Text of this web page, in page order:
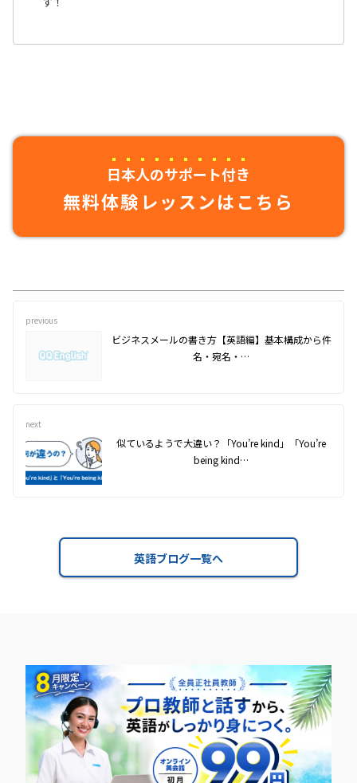
日本人のサポート付き
無料体験レッスンはこちら
previous
ビジネスメールの書き方【英語編】基本構成から件
名・宛名・…
next
似ているようで大違い？「You’re kind」「You’re
being kind…
英語ブログ一覧へ